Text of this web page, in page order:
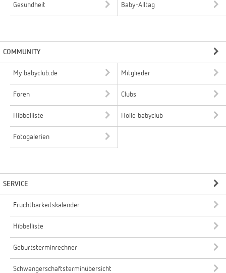
Gesundheit Baby-Alltag
COMMUNITY
My babyclub.de Mitglieder
Foren Clubs
Hibbelliste Holle babyclub
Fotogalerien
SERVICE
Fruchtbarkeitskalender
Hibbelliste
Geburtsterminrechner
Schwangerschaftsterminübersicht